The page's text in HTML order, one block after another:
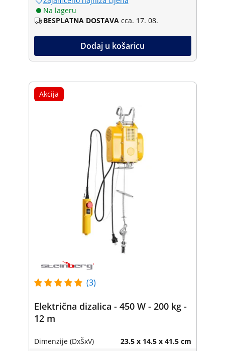
Na lageru
BESPLATNA DOSTAVA cca. 17. 08.
Dodaj u košaricu
Akcija
(3)
Električna dizalica - 450 W - 200 kg -
12 m
Dimenzije (DxŠxV) 23.5 x 14.5 x 41.5 cm